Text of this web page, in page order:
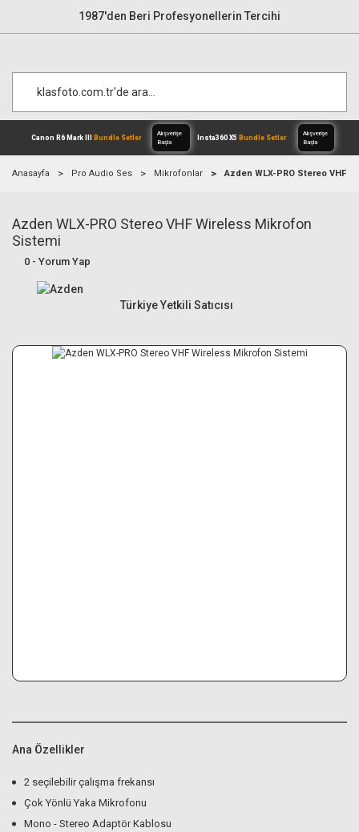
1987'den Beri Profesyonellerin Tercihi
Canon R6 Mark IIIBundle Setler
Alışverişe
Anasayfa Pro Audio Ses Mikrofonlar Azden WLX-PRO Stereo VHF
Azden WLX-PRO Stereo VHF Wireless Mikrofon
Sistemi
0 - Yorum Yap
Türkiye Yetkili Satıcısı
Ana Özellikler
2 seçilebilir çalışma frekansı
Çok Yönlü Yaka Mikrofonu
Mono - Stereo Adaptör Kablosu